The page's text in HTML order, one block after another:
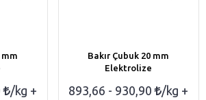
mm
/kg +
Bakır Çubuk 20 mm
Elektrolize
893,66 - 930,90 /kg +